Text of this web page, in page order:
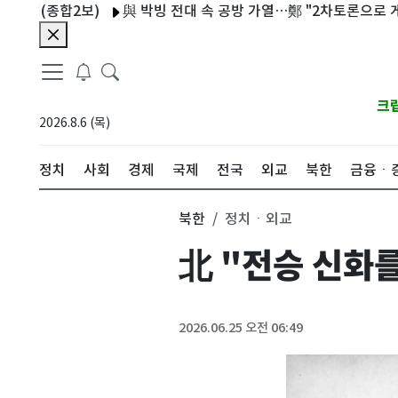
종합2보) 與 박빙 전대 속 공방 가열…鄭 "2차토론으로 게임
2026.8.6 (목)
크
정치 사회 경제 국제 전국 외교 북한 금융ㆍ
북한 정치ㆍ외교
北 "전승 신화
2026.06.25 오전 06:49